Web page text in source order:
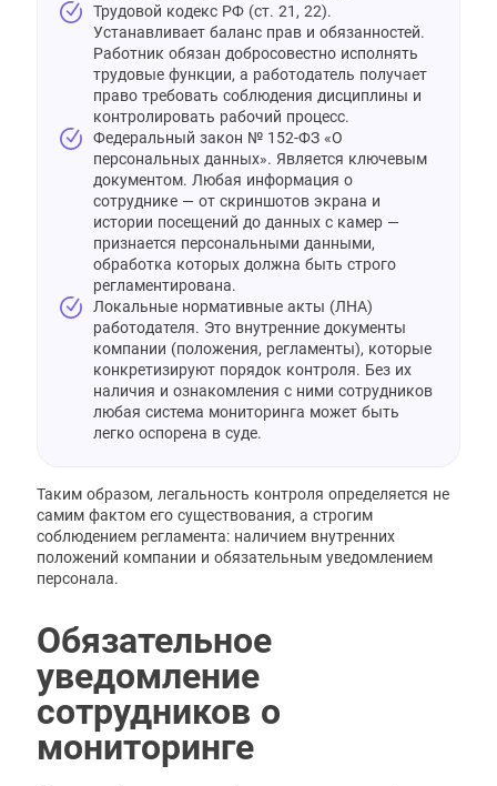
Трудовой кодекс РФ (ст. 21, 22).
Устанавливает баланс прав и обязанностей.
Работник обязан добросовестно исполнять
трудовые функции, а работодатель получает
право требовать соблюдения дисциплины и
контролировать рабочий процесс.
Федеральный закон № 152-ФЗ «О
персональных данных». Является ключевым
документом. Любая информация о
сотруднике — от скриншотов экрана и
истории посещений до данных с камер —
признается персональными данными,
обработка которых должна быть строго
регламентирована.
Локальные нормативные акты (ЛНА)
работодателя. Это внутренние документы
компании (положения, регламенты), которые
конкретизируют порядок контроля. Без их
наличия и ознакомления с ними сотрудников
любая система мониторинга может быть
легко оспорена в суде.
Таким образом, легальность контроля определяется не
самим фактом его существования, а строгим
соблюдением регламента: наличием внутренних
положений компании и обязательным уведомлением
персонала.
Обязательное
уведомление
сотрудников о
мониторинге